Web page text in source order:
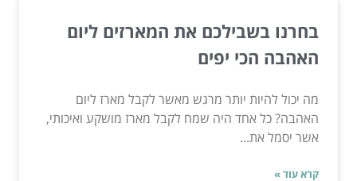
בחרנו בשבילכם את המארזים ליום
האהבה הכי יפים
מה יכול להיות יותר מרגש מאשר לקבל מארז ליום
האהבה? כל אחד היה שמח לקבל מארז מושקע ואיכותי,
אשר יסמל את...
קרא עוד »